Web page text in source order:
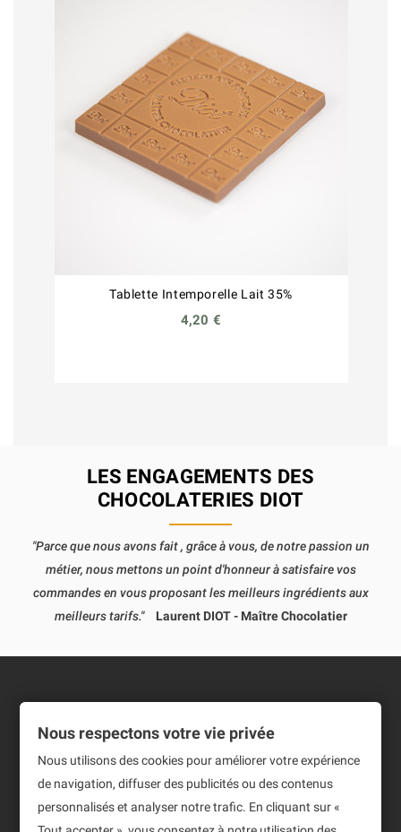
Tablette Intemporelle Lait 35%
4,20 €
LES ENGAGEMENTS DES
CHOCOLATERIES DIOT
"Parce que nous avons fait , grâce à vous, de notre passion un
métier, nous mettons un point d'honneur à satisfaire vos
commandes en vous proposant les meilleurs ingrédients aux
meilleurs tarifs."
Laurent DIOT - Maître Chocolatier
Produits
Notre société
Nous respectons votre vie privée
Nous utilisons des cookies pour améliorer votre expérience
de navigation, diffuser des publicités ou des contenus
personnalisés et analyser notre trafic. En cliquant sur «